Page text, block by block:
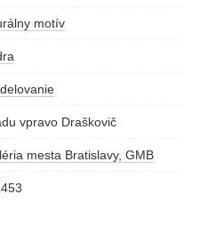
motív
vpravo Draškovič
mesta Bratislavy, GMB